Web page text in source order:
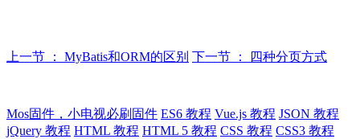
上一节 ： MyBatis和ORM的区别 下一节 ： 四种分页方式
Mos固件，小电视必刷固件 ES6 教程 Vue.js 教程 JSON 教程
jQuery 教程 HTML 教程 HTML 5 教程 CSS 教程 CSS3 教程